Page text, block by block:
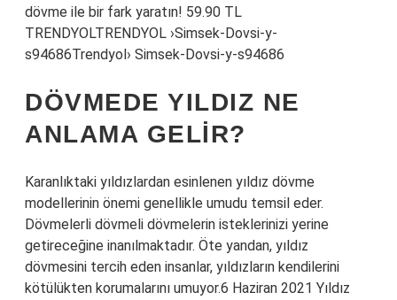
dövme ile bir fark yaratın! 59.90 TL
TRENDYOLTRENDYOL ›Simsek-Dovsi-y-
s94686Trendyol› Simsek-Dovsi-y-s94686
DÖVMEDE YILDIZ NE
ANLAMA GELIR?
Karanlıktaki yıldızlardan esinlenen yıldız dövme
modellerinin önemi genellikle umudu temsil eder.
Dövmelerli dövmeli dövmelerin isteklerinizi yerine
getireceğine inanılmaktadır. Öte yandan, yıldız
dövmesini tercih eden insanlar, yıldızların kendilerini
kötülükten korumalarını umuyor.6 Haziran 2021 Yıldız